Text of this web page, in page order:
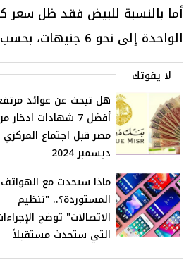
أما بالنسبة للبيض فقد ظل سعر
الواحدة إلى نحو 6 جنيهات، بحسب بورصة الدواجن .
لا يفوتك
هل تبحث عن عوائد
أفضل 7 شهادات
ديسمبر 2024
ماذا سيحدث مع الهواتف
المستوردة؟.. "تنظيم
الاتصالات" توضح
التي ستحدث مستقبلاً